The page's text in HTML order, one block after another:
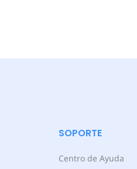
SOPORTE
Centro de Ayuda